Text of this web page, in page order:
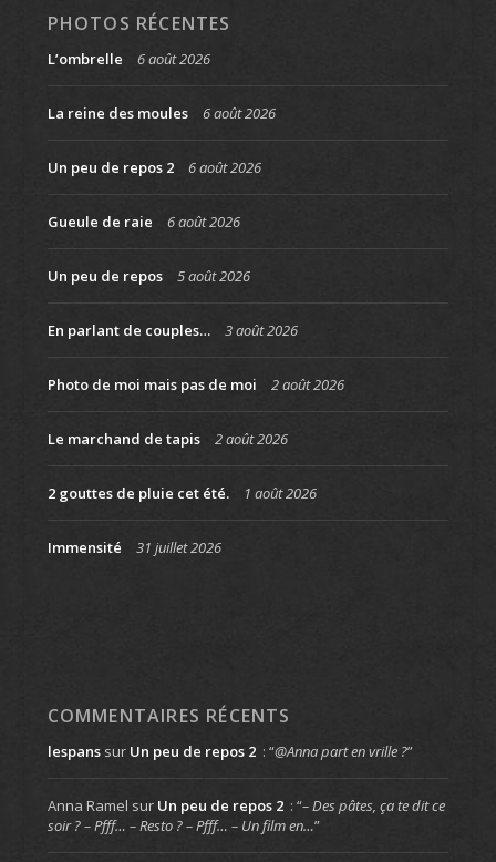
PHOTOS RÉCENTES
L’ombrelle 6 août 2026
La reine des moules 6 août 2026
Un peu de repos 2 6 août 2026
Gueule de raie 6 août 2026
Un peu de repos 5 août 2026
En parlant de couples… 3 août 2026
Photo de moi mais pas de moi 2 août 2026
Le marchand de tapis 2 août 2026
2 gouttes de pluie cet été. 1 août 2026
Immensité 31 juillet 2026
COMMENTAIRES RÉCENTS
lespanssur Un peu de repos 2 : “@Anna part en vrille ?”
Anna Ramel sur Un peu de repos 2 : “– Des pâtes, ça te dit ce
soir ? – Pfff… – Resto ? – Pfff… – Un film en…”